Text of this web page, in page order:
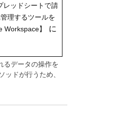
レッドシートで請
理するツールを
】
に
るデータの操作を
ッドが行うため、